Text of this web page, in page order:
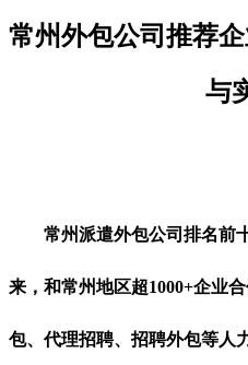
常州外包公司推荐
与
常州派遣外包公司排名前
来，和常州地区超1000+企业
包、代理招聘、招聘外包等人